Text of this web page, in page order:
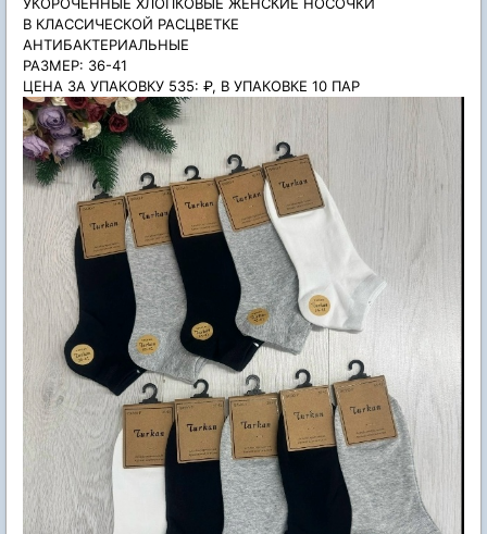
В КЛАССИЧЕСКОЙ РАСЦВЕТКЕ
АНТИБАКТЕРИАЛЬНЫЕ
РАЗМЕР: 36-41
ЦЕНА ЗА УПАКОВКУ 535: ₽, В УПАКОВКЕ 10 ПАР